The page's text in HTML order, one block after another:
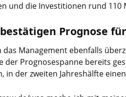
und die Investitionen rund 110
Prognose für
das Management ebenfalls
der Prognosespanne bereits
in der zweiten Jahreshälfte